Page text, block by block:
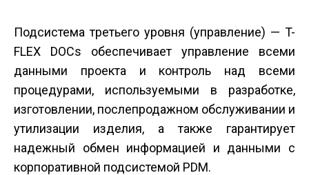
Подсистема третьего уровня (управление) — T-
FLEX DOCs обеспечивает управление всеми
данными проекта и контроль над всеми
процедурами, используемыми в разработке,
изготовлении, послепродажном обслуживании и
утилизации изделия, а также гарантирует
надежный обмен информацией и данными с
корпоративной подсистемой PDM.